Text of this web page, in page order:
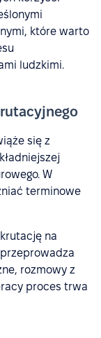
które warto
ludzkimi.
się z
W
terminowe
na
rozmowy z
proces trwa